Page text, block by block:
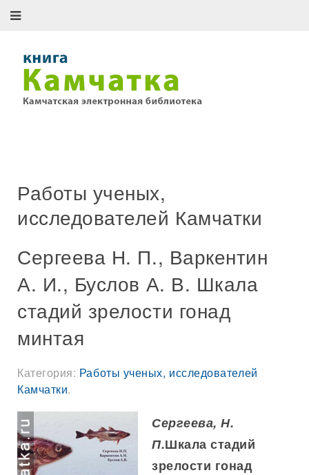
Работы ученых,
исследователей Камчатки
Сергеева Н. П., Варкентин
А. И., Буслов А. В. Шкала
стадий зрелости гонад
минтая
Категория: Работы ученых, исследователей
Камчатки.
Сергеева, Н.
П.Шкала стадий
зрелости гонад